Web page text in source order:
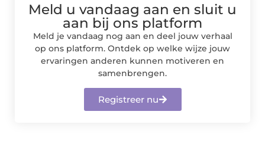
Meld u vandaag aan en sluit u
aan bij ons platform
Meld je vandaag nog aan en deel jouw verhaal
op ons platform. Ontdek op welke wijze jouw
ervaringen anderen kunnen motiveren en
samenbrengen.
Registreer nu